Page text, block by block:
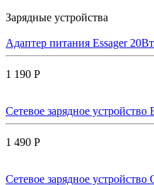
Зарядные устройства
Адаптер питания Essager
1 190 Р
Сетевое зарядное
1 490 Р
Сетевое зарядное